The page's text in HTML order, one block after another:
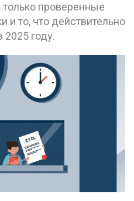
проверенные
и то, что действительно
2025 году.